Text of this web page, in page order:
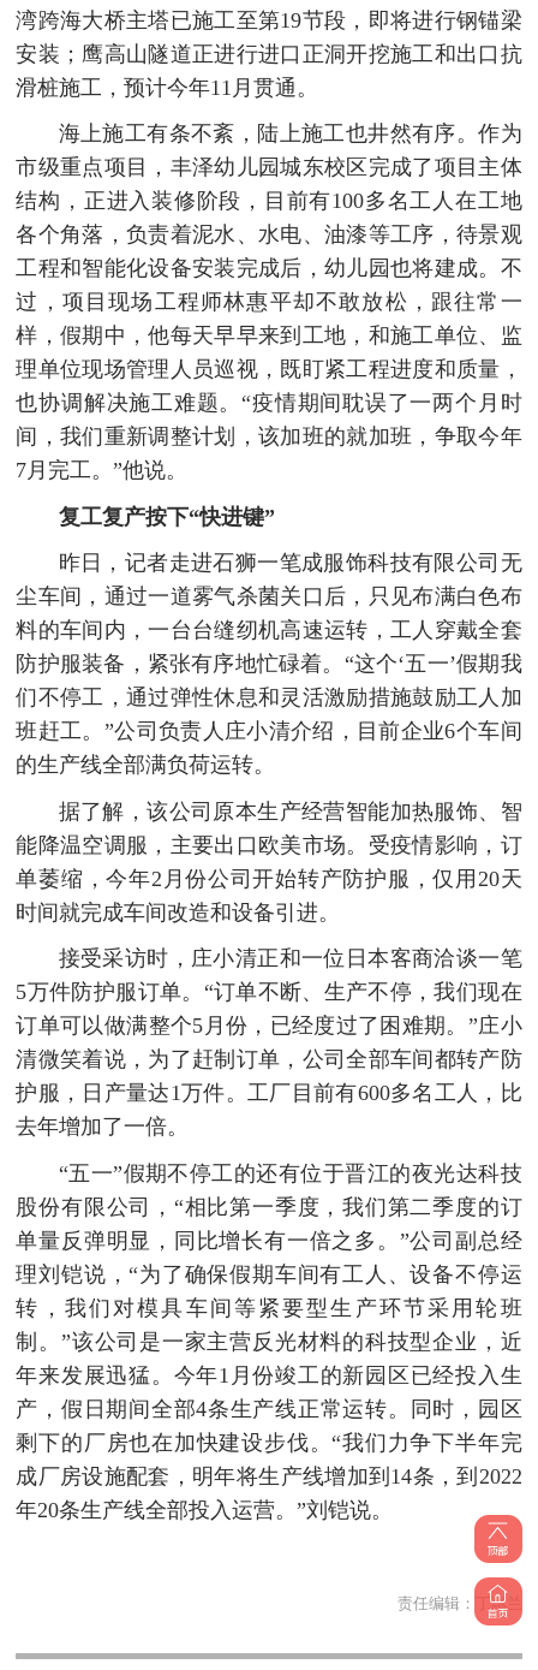
湾跨海大桥主塔已施工至第19节段，即将进行钢锚梁
安装；鹰高山隧道正进行进口正洞开挖施工和出口抗
滑桩施工，预计今年11月贯通。
海上施工有条不紊，陆上施工也井然有序。作为
市级重点项目，丰泽幼儿园城东校区完成了项目主体
结构，正进入装修阶段，目前有100多名工人在工地
各个角落，负责着泥水、水电、油漆等工序，待景观
工程和智能化设备安装完成后，幼儿园也将建成。不
过，项目现场工程师林惠平却不敢放松，跟往常一
样，假期中，他每天早早来到工地，和施工单位、监
理单位现场管理人员巡视，既盯紧工程进度和质量，
也协调解决施工难题。“疫情期间耽误了一两个月时
间，我们重新调整计划，该加班的就加班，争取今年
7月完工。”他说。
复工复产按下“快进键”
昨日，记者走进石狮一笔成服饰科技有限公司无
尘车间，通过一道雾气杀菌关口后，只见布满白色布
料的车间内，一台台缝纫机高速运转，工人穿戴全套
防护服装备，紧张有序地忙碌着。“这个‘五一’假期我
们不停工，通过弹性休息和灵活激励措施鼓励工人加
班赶工。”公司负责人庄小清介绍，目前企业6个车间
的生产线全部满负荷运转。
据了解，该公司原本生产经营智能加热服饰、智
能降温空调服，主要出口欧美市场。受疫情影响，订
单萎缩，今年2月份公司开始转产防护服，仅用20天
时间就完成车间改造和设备引进。
接受采访时，庄小清正和一位日本客商洽谈一笔
5万件防护服订单。“订单不断、生产不停，我们现在
订单可以做满整个5月份，已经度过了困难期。”庄小
清微笑着说，为了赶制订单，公司全部车间都转产防
护服，日产量达1万件。工厂目前有600多名工人，比
去年增加了一倍。
“五一”假期不停工的还有位于晋江的夜光达科技
股份有限公司，“相比第一季度，我们第二季度的订
单量反弹明显，同比增长有一倍之多。”公司副总经
理刘铠说，“为了确保假期车间有工人、设备不停运
转，我们对模具车间等紧要型生产环节采用轮班
制。”该公司是一家主营反光材料的科技型企业，近
年来发展迅猛。今年1月份竣工的新园区已经投入生
产，假日期间全部4条生产线正常运转。同时，园区
剩下的厂房也在加快建设步伐。“我们力争下半年完
成厂房设施配套，明年将生产线增加到14条，到2022
年20条生产线全部投入运营。”刘铠说。
责任编辑： 丁惠兰